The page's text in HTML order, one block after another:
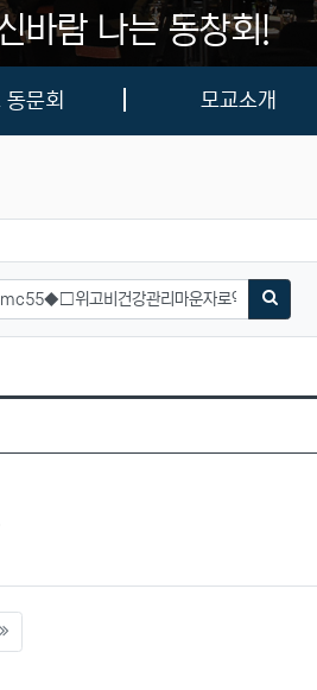
바람 나는 동창회!
동문회 모교소개
검색하기